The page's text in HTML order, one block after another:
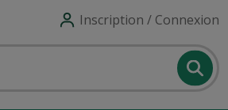
Inscription / Connexion